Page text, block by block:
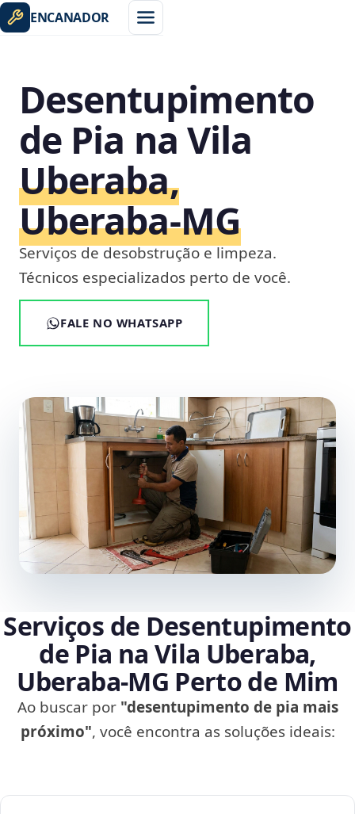
ENCANADOR
Desentupimento
de Pia na Vila
Uberaba,
Uberaba‑MG
Serviços de desobstrução e limpeza.
Técnicos especializados perto de você.
FALE NO WHATSAPP
Serviços de Desentupimento
de Pia na Vila Uberaba,
Uberaba‑MG Perto de Mim
Ao buscar por "desentupimento de pia mais
próximo", você encontra as soluções ideais: